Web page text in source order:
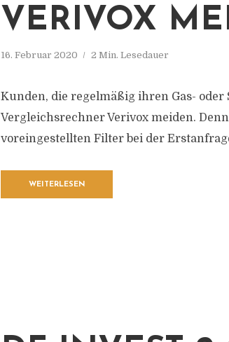
VERIVOX
16. Februar 2020 2 Min. Lesedauer
Kunden, die regelmäßig ihren Gas-
Vergleichsrechner Verivox meiden.
voreingestellten Filter bei der
WEITERLESEN